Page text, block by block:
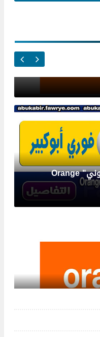
شحن وسحب حساب "اورنج موني" Orange